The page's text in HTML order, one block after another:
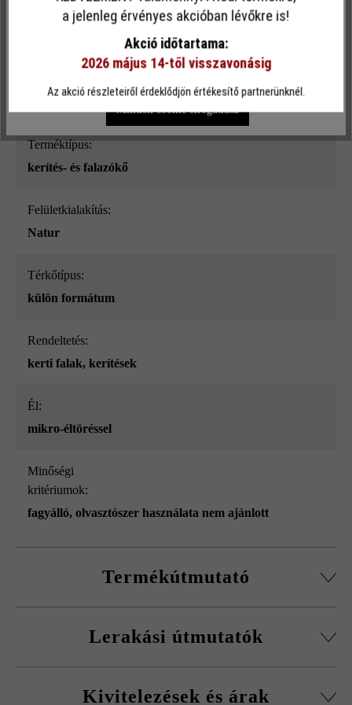
Felületi struktúra:
kőszürke árnyalt_ModulusPur
Terméktípus:
kerítés- és falazókő
Felületkialakítás:
Natur
Térkőtípus:
külön formátum
Rendeltetés:
kerti falak, kerítések
él:
mikro-éltöréssel
Minőségi
kritériumok:
fagyálló, olvasztószer használata nem ajánlott
Termékútmutató
kövekkel, sarokkő-szettel és fedőlapokkal.
Falakhoz és kerítésekhez, valamint előfalazáshoz
Lerakási útmutatók
kitöltőbeton javasolt betonminőségét.
Kivitelezések és árak
Ez a webhely cookie-kat használ, hogy a lehető legjobb
funkcionalitást kínálja Önnek...További információ
Egyéni beállítások Csak funkcionális cookie elfogadása
Minden cookie elfogadása
a jelenleg érvényes akcióban lévőkre is!
Akció időtartama:
2026 május 14-től visszavonásig
Az akció részleteiről érdeklődjön értékesítő partnerünknél.